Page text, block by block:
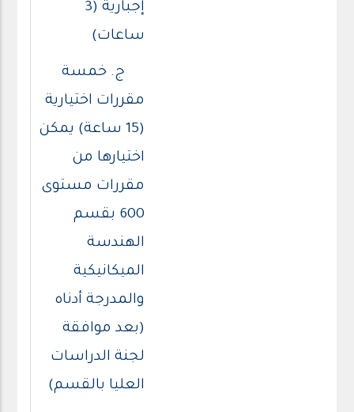
إجبارية (3
ساعات)
ج. خمسة
مقررات اختيارية
(15 ساعة) يمكن
اختيارها من
مقررات مستوى
600 بقسم
الهندسة
الميكانيكية
والمدرجة أدناه
(بعد موافقة
لجنة الدراسات
العليا بالقسم)